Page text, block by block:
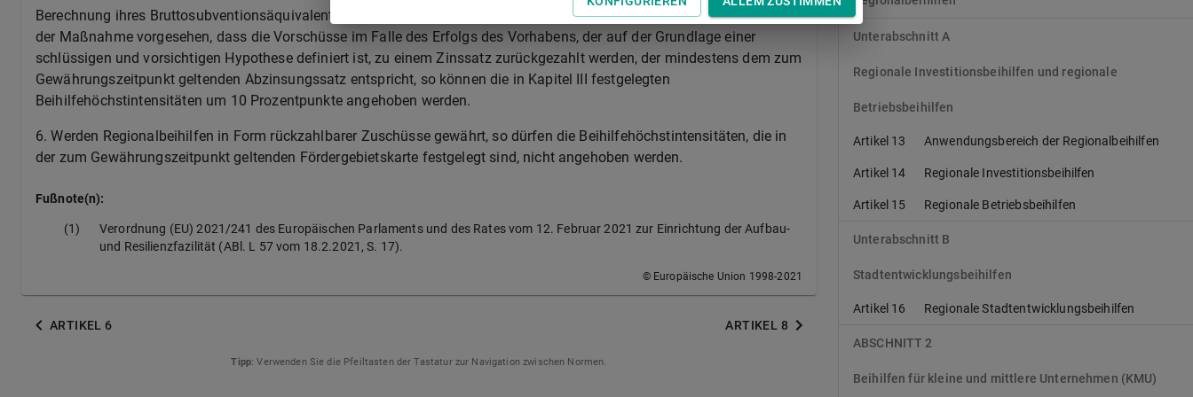
Berechnung ihres Bruttosubventionsäquivalents als Prozentsatz der beihilfefähigen Kosten ausgedrückt sind, und ist in
der Maßnahme vorgesehen, dass die Vorschüsse im Falle des Erfolgs des Vorhabens, der auf der Grundlage einer
schlüssigen und vorsichtigen Hypothese definiert ist, zu einem Zinssatz zurückgezahlt werden, der mindestens dem zum
Gewährungszeitpunkt geltenden Abzinsungssatz entspricht, so können die in Kapitel III festgelegten
Beihilfehöchstintensitäten um 10 Prozentpunkte angehoben werden.
6.Werden Regionalbeihilfen in Form rückzahlbarer Zuschüsse gewährt, so dürfen die Beihilfehöchstintensitäten, die in
der zum Gewährungszeitpunkt geltenden Fördergebietskarte festgelegt sind, nicht angehoben werden.
Fußnote(n):
(1)
Verordnung (EU) 2021/241 des Europäischen Parlaments und des Rates vom 12. Februar 2021 zur Einrichtung der Aufbau-
und Resilienzfazilität (ABl. L 57 vom 18.2.2021, S. 17).
© Europäische Union 1998-2021
ARTIKEL 6 ARTIKEL 8
Tipp: Verwenden Sie die Pfeiltasten der Tastatur zur Navigation zwischen Normen.
Unterabschnitt A
Regionale Investitionsbeihilfen und regionale
Betriebsbeihilfen
Artikel 13 Anwendungsbereich der Regionalbeihilfen
Artikel 14 Regionale Investitionsbeihilfen
Artikel 15 Regionale Betriebsbeihilfen
Unterabschnitt B
Stadtentwicklungsbeihilfen
Artikel 16 Regionale Stadtentwicklungsbeihilfen
ABSCHNITT 2
Beihilfen für kleine und mittlere Unternehmen (KMU)